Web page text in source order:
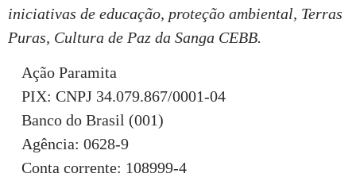
iniciativas de educação, proteção ambiental, Terras
Puras, Cultura de Paz da Sanga CEBB.
Ação Paramita
PIX: CNPJ 34.079.867/0001-04
Banco do Brasil (001)
Agência: 0628-9
Conta corrente: 108999-4